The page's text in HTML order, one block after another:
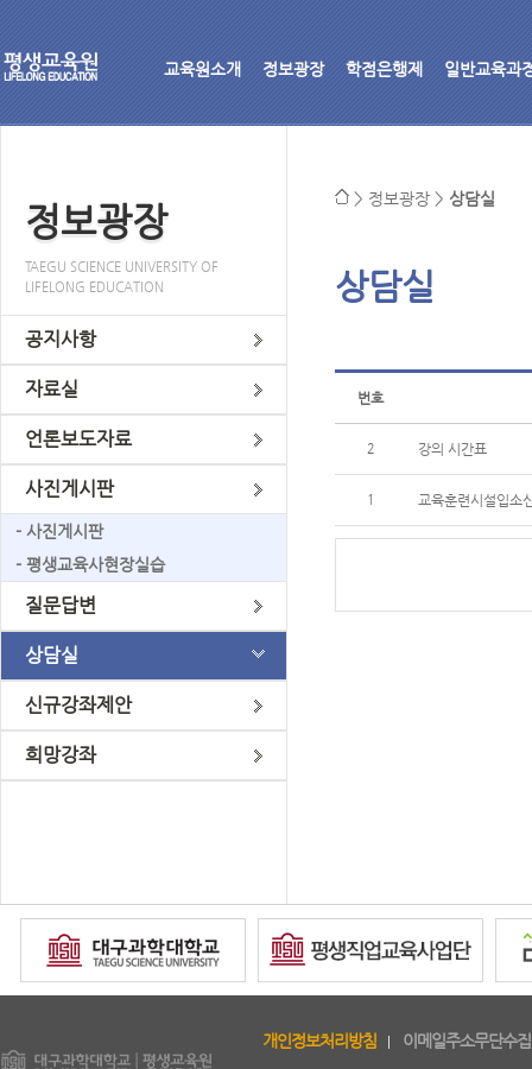
교육원소개 정보광장 학점은행제 일반교육과
정보광장
TAEGU SCIENCE UNIVERSITY OF
LIFELONG EDUCATION
공지사항
자료실
언론보도자료
사진게시판
- 사진게시판
- 평생교육사현장실습
질문답변
상담실
신규강좌제안
희망강좌
> 정보광장 > 상담실
상담실
번호
2 강의 시간표
1 교육훈련시설입소
개인정보처리방침 이메일주소무단수